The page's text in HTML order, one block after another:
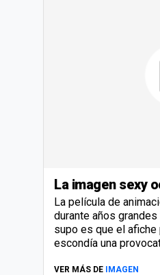
La imagen sexy
La película de
durante años
supo es que el
escondía una
VER MÁS DE IMAGEN